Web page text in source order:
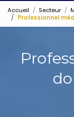
Accueil Secteur
Professionnel